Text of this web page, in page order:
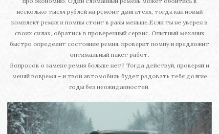
несколько тысяч рублей на ремонт двигателя, тогда как новый
комплект ремня и помпы стоит в разы меньше.Если ты не уверен в
своих силах, обратись в проверенный сервис. Опытный механик
быстро определит состояние ремня, проверит помпу и предложит
оптимальный пакет работ.
Вопросов о замене ремня больше нет? Тогда действуй, проверяй и
меняй вовремя – и твой автомобиль будет радовать тебя долгие
годы без неожиданностей.